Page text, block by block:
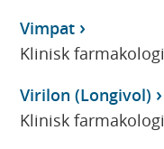
Vimpat
Klinisk farmakologi
Virilon (Longivol)
Klinisk farmakologi